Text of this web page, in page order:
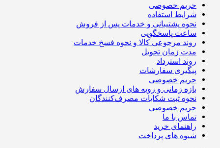
حریم خصوصی
شرایط استفاده
نحوه پشتیبانی و خدمات پس از فروش
ساعت پاسخگویی
روند مرجوعی کالا و نحوه فسخ خدمات
مدت زمان تحویل
روند استرداد
پیگیری سفارشات
حریم خصوصی
بازه زمانی و رویه های ارسال سفارش
نحوه ثبت شکایات مصرف‌کنندگان
حریم خصوصی
تماس با ما
راهنمای خرید
شیوه های پرداخت